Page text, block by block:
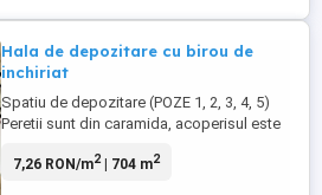
Hala de depozitare cu birou de
inchiriat
Spatiu de depozitare (POZE 1, 2, 3, 4, 5)
Peretii sunt din caramida, acoperisul este
stuctura metalica si din lemn. Pardoseala
7,26 RON/m2| 704 m2